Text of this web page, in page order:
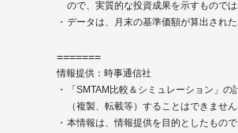
ので、実質的な投資成果を示すもので
データは、月末の基準価額が算出され
=======
情報提供：時事通信社
「SMTAM比較＆シミュレーション」
（複製、転載等）することはできません
本情報は、情報提供を目的としたもの